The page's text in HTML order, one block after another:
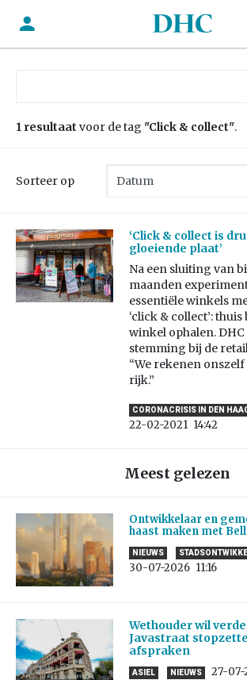
1 resultaat voor de tag "Click & collect".
Sorteer op
‘Click & collect is
gloeiende plaat’
Na een sluiting van
maanden
essentiële winkels
‘click & collect’:
winkel ophalen. DHC
stemming bij de
“We rekenen
rijk.”
CORONACRISIS IN DEN
22-02-2021 14:42
Meest gelezen
Ontwikkelaar en
haast maken met
NIEUWS
30-07-2026 11:16
Wethouder wil
Javastraat
afspraken
ASIEL NIEUWS 27-07-